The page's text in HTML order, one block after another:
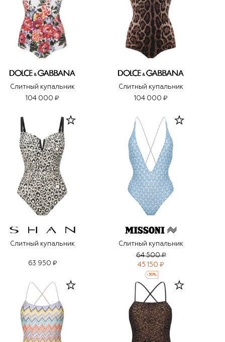
Слитный купальник
104 000 ₽
Слитный купальник
104 000 ₽
Слитный купальник
63 950 ₽
Слитный купальник
64 500 ₽
45 150 ₽
-30%